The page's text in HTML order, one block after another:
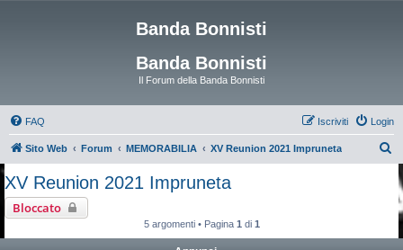
Banda Bonnisti
Banda Bonnisti
Il Forum della Banda Bonnisti
FAQ Login
Iscriviti
Sito Web Forum MEMORABILIA XV Reunion 2021 Impruneta
XV Reunion 2021 Impruneta
Bloccato
5 argomenti • Pagina 1 di 1